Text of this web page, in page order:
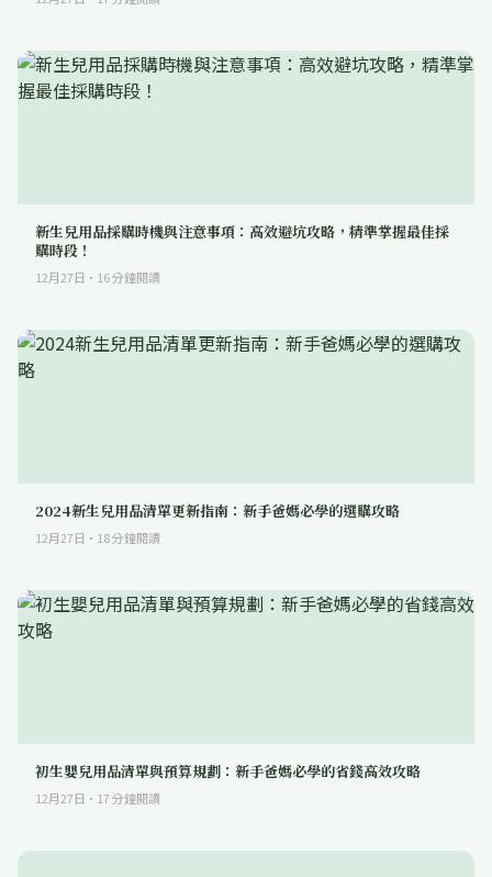
新生兒用品採購時機與注意事項：高效避坑攻略，精準掌握最佳採
購時段！
12月27日 · 16分鐘閱讀
2024新生兒用品清單更新指南：新手爸媽必學的選購攻略
12月27日 · 18分鐘閱讀
初生嬰兒用品清單與預算規劃：新手爸媽必學的省錢高效攻略
12月27日 · 17分鐘閱讀